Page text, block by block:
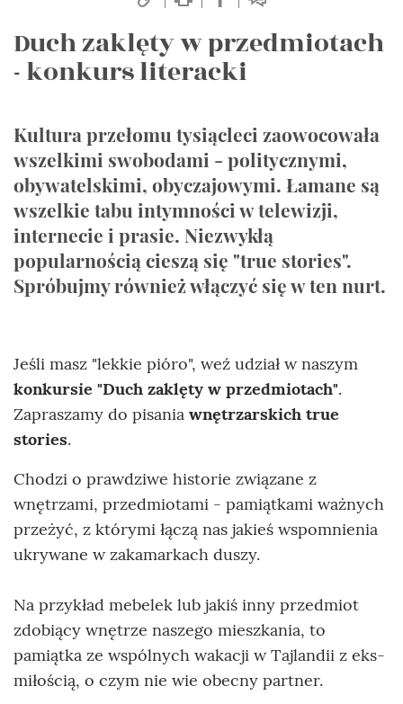
Duch zaklęty w przedmiotach
- konkurs literacki
Kultura przełomu tysiącleci zaowocowała
wszelkimi swobodami - politycznymi,
obywatelskimi, obyczajowymi. Łamane są
wszelkie tabu intymności w telewizji,
internecie i prasie. Niezwykłą
popularnością cieszą się "true stories".
Spróbujmy również włączyć się w ten nurt.
Jeśli masz "lekkie pióro", weź udział w naszym
konkursie "Duch zaklęty w przedmiotach".
Zapraszamy do pisania wnętrzarskich true
stories.
Chodzi o prawdziwe historie związane z
wnętrzami, przedmiotami - pamiątkami ważnych
przeżyć, z którymi łączą nas jakieś wspomnienia
ukrywane w zakamarkach duszy.
Na przykład mebelek lub jakiś inny przedmiot
zdobiący wnętrze naszego mieszkania, to
pamiątka ze wspólnych wakacji w Tajlandii z eks-
miłością, o czym nie wie obecny partner.